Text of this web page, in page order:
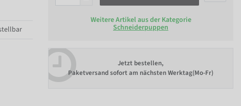
Weitere Artikel aus der Kategorie
Schneiderpuppen
Jetzt bestellen,
Paketversand sofort am nächsten Werktag(Mo-Fr)